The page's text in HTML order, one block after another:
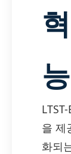
능
을 제
화되